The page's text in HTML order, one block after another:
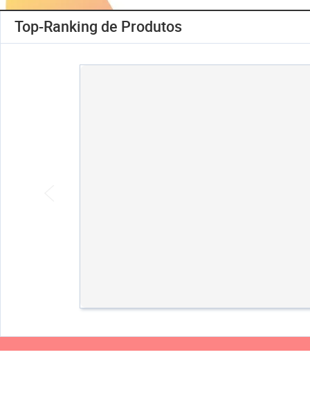
Top-Ranking de Produtos